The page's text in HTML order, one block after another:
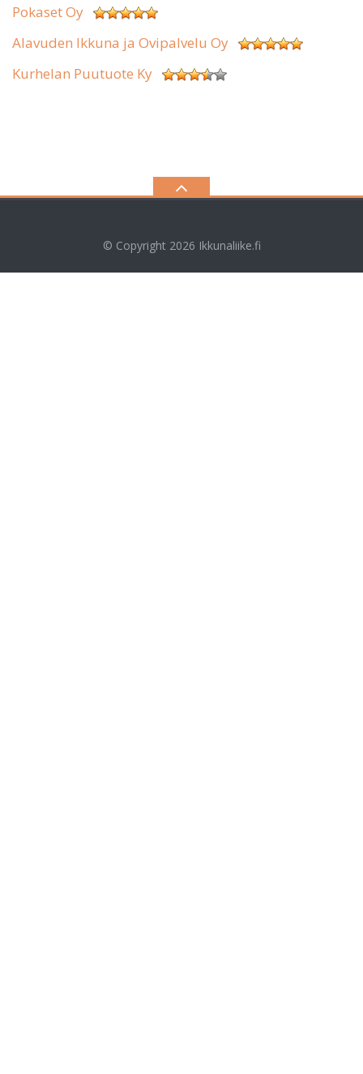
Pokaset Oy
Alavuden Ikkuna ja Ovipalvelu Oy
Kurhelan Puutuote Ky
© Copyright 2026 Ikkunaliike.fi